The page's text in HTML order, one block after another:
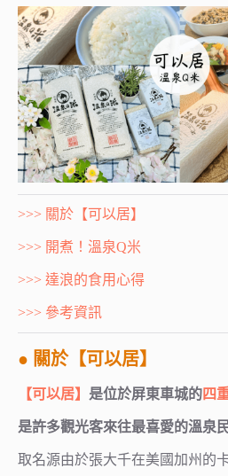
>>> 關於【可以居】
>>> 開煮！溫泉Q米
>>> 達浪的食用心得
>>> 參考資訊
● 關於【可以居】
【可以居】 是位於屏東車城的四
是許多觀光客來往最喜愛的溫泉
取名源由於張大千在美國加州的